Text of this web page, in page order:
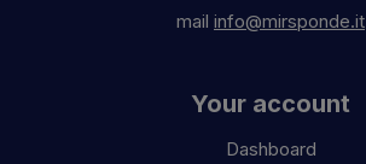
mail info@mirsponde.it
Your account
Dashboard